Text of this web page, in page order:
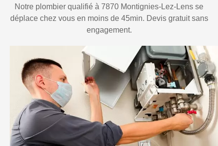
Notre plombier qualifié à 7870 Montignies-Lez-Lens se
déplace chez vous en moins de 45min. Devis gratuit sans
engagement.